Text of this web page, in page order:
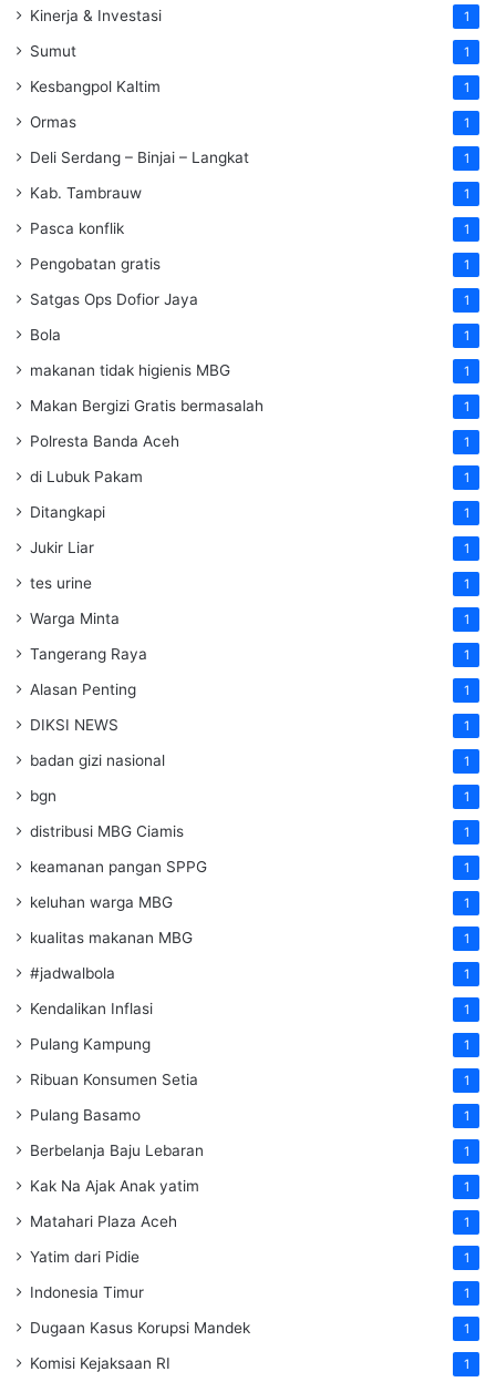
Kinerja & Investasi 1
Sumut 1
Kesbangpol Kaltim 1
Ormas 1
Deli Serdang – Binjai – Langkat 1
Kab. Tambrauw 1
Pasca konflik 1
Pengobatan gratis 1
Satgas Ops Dofior Jaya 1
Bola 1
makanan tidak higienis MBG 1
Makan Bergizi Gratis bermasalah 1
Polresta Banda Aceh 1
di Lubuk Pakam 1
Ditangkapi 1
Jukir Liar 1
tes urine 1
Warga Minta 1
Tangerang Raya 1
Alasan Penting 1
DIKSI NEWS 1
badan gizi nasional 1
bgn 1
distribusi MBG Ciamis 1
keamanan pangan SPPG 1
keluhan warga MBG 1
kualitas makanan MBG 1
#jadwalbola 1
Kendalikan Inflasi 1
Pulang Kampung 1
Ribuan Konsumen Setia 1
Pulang Basamo 1
Berbelanja Baju Lebaran 1
Kak Na Ajak Anak yatim 1
Matahari Plaza Aceh 1
Yatim dari Pidie 1
Indonesia Timur 1
Dugaan Kasus Korupsi Mandek 1
Komisi Kejaksaan RI 1